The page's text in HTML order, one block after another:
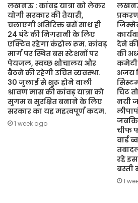
लखनऊ : कांवड़ यात्रा को लेकर
योगी सरकार की तैयारी,
चलाएगी अतिरिक्त बसें साथ ही
24 घंटे की निगरानी के लिए
एक्टिव रहेगा कंट्रोल रूम. कांवड़
मार्ग पर स्थित बस स्टेशनों पर
पेयजल, स्वच्छ शौचालय और
बैठने की रहेगी उचित व्यवस्था.
30 जुलाई से शुरू होने वाली
श्रावण मास की कांवड़ यात्रा को
सुगम व सुरक्षित बनाने के लिए
सरकार का यह महत्वपूर्ण कदम.
1 week ago
लखनऊ
देने
की
कमेटी
अजय
चिट
नयी
जबकि
चीफ
वार्ड
रहे
बस्ती
1